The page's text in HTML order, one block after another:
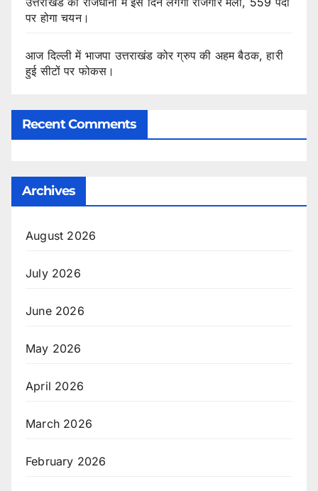
पर होगा चयन।
आज दिल्ली में भाजपा उत्तराखंड कोर ग्रुप की अहम बैठक, हारी
हुई सीटों पर फोकस।
Recent Comments
Archives
August 2026
July 2026
June 2026
May 2026
April 2026
March 2026
February 2026